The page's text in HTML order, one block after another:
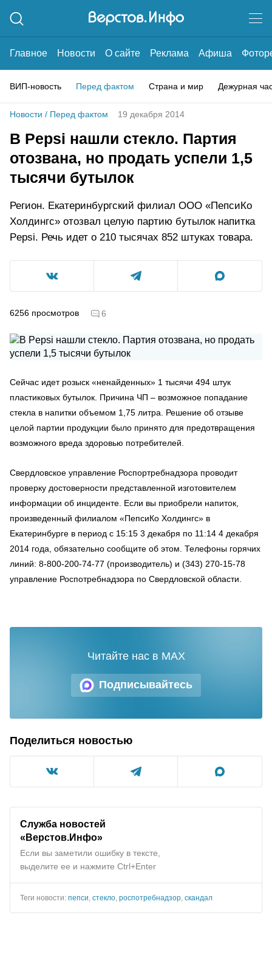
Главное Новости О сайте Реклама Афиша
ВИП-новость Перед фактом Страна и мир Дежурная
Новости / Перед фактом 19 декабря 2014
В Pepsi нашли стекло. Партия
отозвана, но продать успели 1,5
тысячи бутылок
Регион. Екатеринбургский филиал ООО «ПепсиКо
Холдингс» отозвал целую партию бутылок напитка
Pepsi. Речь идет о 210 тысячах 852 штуках товара.
6256 просмотров 6
Сейчас идет розыск «ненайденных» 1 тысячи 494 штук
пластиковых бутылок. Причина ЧП – возможное попадание
стекла в напитки объемом 1,75 литра. Решение об отзыве
целой партии продукции было принято для предотвращения
возможного вреда здоровью потребителей.
Свердловское управление Роспортребнадзора проводит
проверку достоверности представленной изготовителем
информации об инциденте. Если вы приобрели напиток,
произведенный филиалом «ПепсиКо Холдингс» в
Екатеринбурге в период с 15:15 3 декабря по 11:14 4 декабря
2014 года, обязательно сообщите об этом. Телефоны горячих
линий: 8-800-200-74-77 (производитель) и (343) 270-15-78
управление Роспотребнадзора по Свердловской области.
Подписывайтесь
Читайте нас в MAX
Поделиться новостью
Служба новостей
«Верстов.Инфо»
Если вы заметили ошибку в тексте,
выделите ее и нажмите Ctrl+Enter
Теги новости: пепси стекло роспотребнадзор скандал